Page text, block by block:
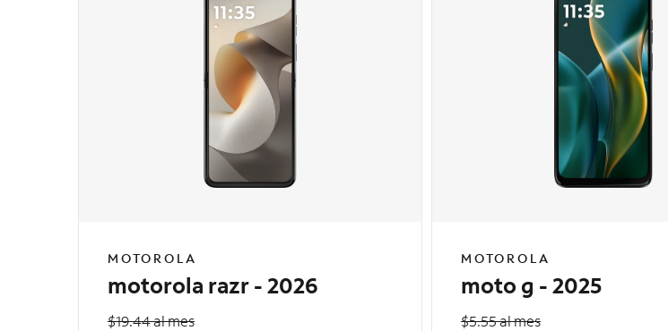
MOTOROLA
motorola razr - 2026
$19.44 al mes
MOTOROLA
moto g - 2025
$5.55 al mes